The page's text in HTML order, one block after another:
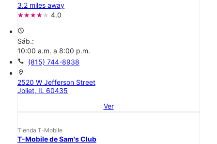
3.2 miles away
4.0
access_time
Sáb.:
10:00 a.m. a 8:00 p.m.
call (815) 744-8938
location_on
2520 W Jefferson Street
Joliet, IL 60435
Ver
Tienda T-Mobile
T-Mobile de Sam's Club